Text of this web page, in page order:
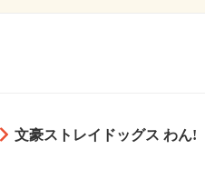
文豪ストレイドッグス わん!